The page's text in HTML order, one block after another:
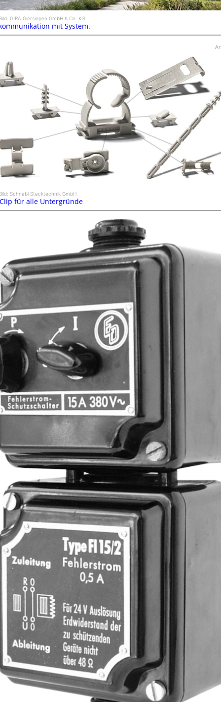
GIRA Giersiepen GmbH & Co. KG
mit System.
Schnabl Stecktechnik GmbH
für alle Untergründe